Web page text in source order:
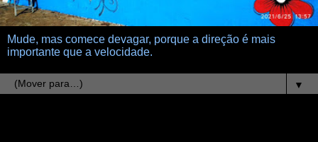
Mude, mas comece devagar, porque a direção é mais
importante que a velocidade.
▼